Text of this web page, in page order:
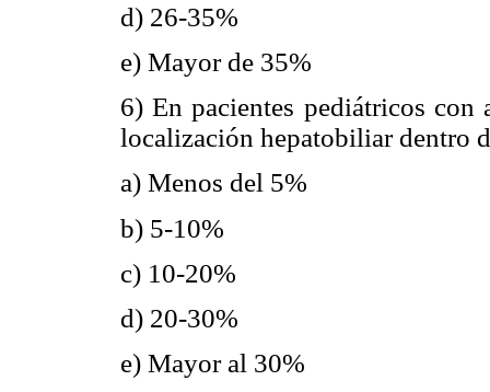
d) 26-35%
e) Mayor de 35%
6) En pacientes pediátricos con
localización hepatobiliar dentro
a) Menos del 5%
b) 5-10%
c) 10-20%
d) 20-30%
e) Mayor al 30%